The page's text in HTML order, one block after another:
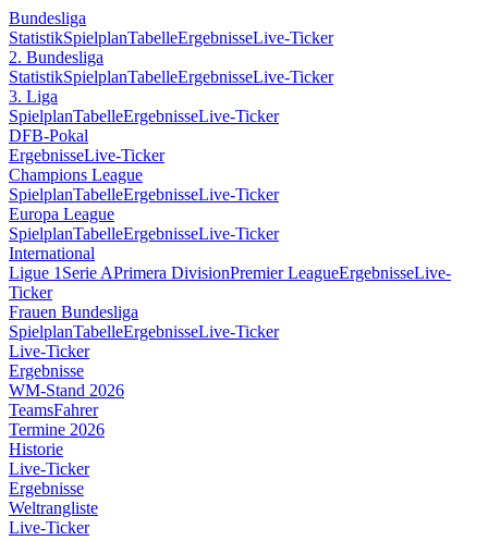
Bundesliga
StatistikSpielplanTabelleErgebnisseLive-Ticker
2. Bundesliga
StatistikSpielplanTabelleErgebnisseLive-Ticker
3. Liga
SpielplanTabelleErgebnisseLive-Ticker
DFB-Pokal
ErgebnisseLive-Ticker
Champions League
SpielplanTabelleErgebnisseLive-Ticker
Europa League
SpielplanTabelleErgebnisseLive-Ticker
International
Ligue 1 Serie APrimera DivisionPremier LeagueErgebnisseLive-
Ticker
Frauen Bundesliga
SpielplanTabelleErgebnisseLive-Ticker
Live-Ticker
Ergebnisse
WM-Stand 2026
TeamsFahrer
Termine 2026
Historie
Live-Ticker
Ergebnisse
Weltrangliste
Live-Ticker